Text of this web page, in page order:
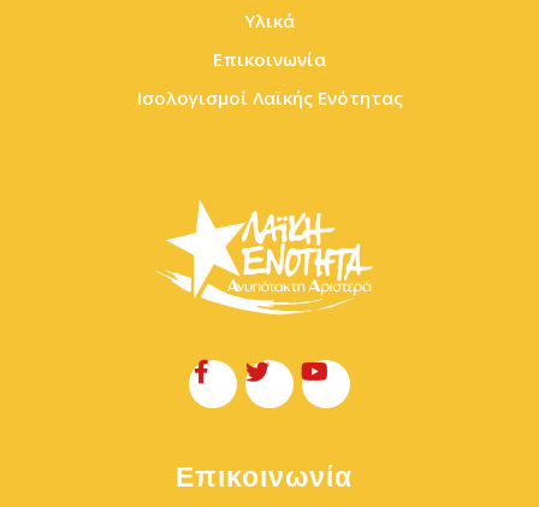
Υλικά
Επικοινωνία
Ισολογισμοί Λαϊκής Ενότητας
Επικοινωνία